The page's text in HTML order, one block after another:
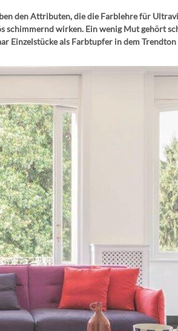
den Attributen, die die Farblehre für
wirken. Ein wenig Mut gehört
Einzelstücke als Farbtupfer in dem